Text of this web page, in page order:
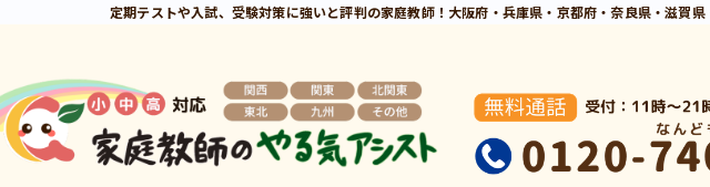
定期テストや入試、受験対策に強いと評判の家庭教師！大阪府・兵庫県・京都府・奈良県・滋賀